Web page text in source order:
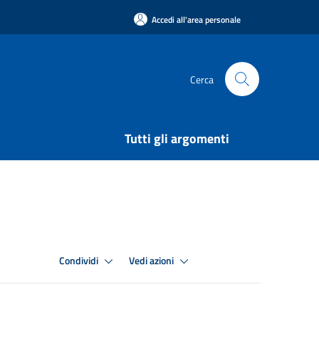
Accedi all'area personale
Cerca
Tutti gli argomenti
Condividi Vedi azioni